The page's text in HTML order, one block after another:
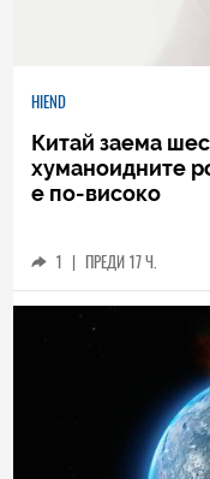
HIEND
Китай заема
хуманоидните
е по-високо
1 | ПРЕДИ 17 Ч.